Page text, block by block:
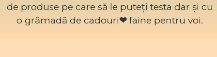
de produse pe care să le puteți testa dar și cu
o grămadă de cadouri❤ faine pentru voi.